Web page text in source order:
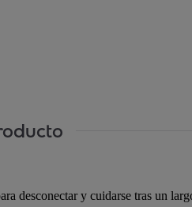
desconectar y cuidarse tras un